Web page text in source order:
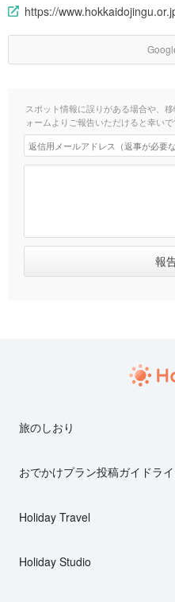
https://
スポット情報に誤りがある場合や、
ォームよりご報告いただけると幸いで
旅のしおり
おでかけプラン投稿ガイドラ
Holiday Travel
Holiday Studio